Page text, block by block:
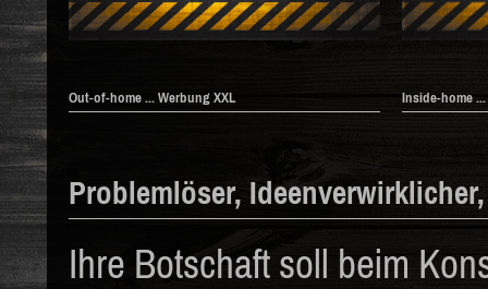
Out-of-home ... Werbung XXL Inside-home
Problemlöser,
Ihre Botschaft soll beim